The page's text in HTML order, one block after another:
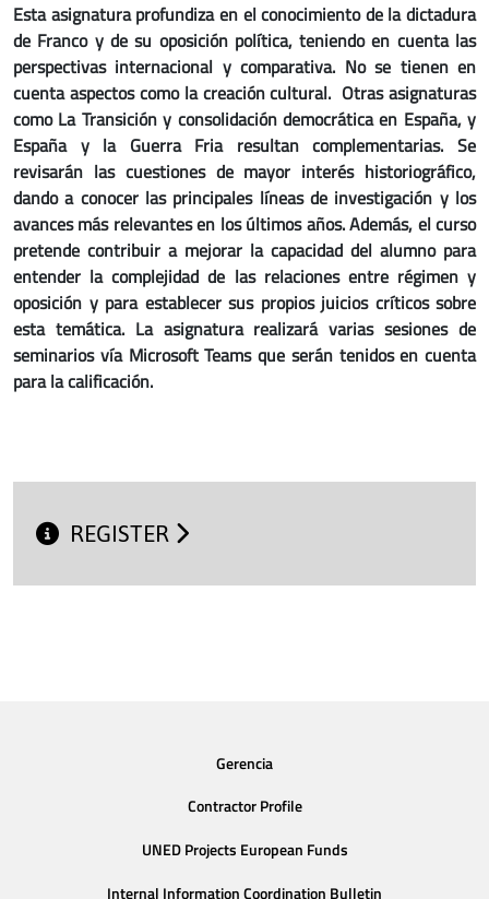
Esta asignatura profundiza en el conocimiento de la dictadura
de Franco y de su oposición política, teniendo en cuenta las
perspectivas internacional y comparativa. No se tienen en
cuenta aspectos como la creación cultural. Otras asignaturas
como La Transición y consolidación democrática en España, y
España y la Guerra Fria resultan complementarias. Se
revisarán las cuestiones de mayor interés historiográfico,
dando a conocer las principales líneas de investigación y los
avances más relevantes en los últimos años. Además, el curso
pretende contribuir a mejorar la capacidad del alumno para
entender la complejidad de las relaciones entre régimen y
oposición y para establecer sus propios juicios críticos sobre
esta temática. La asignatura realizará varias sesiones de
seminarios vía Microsoft Teams que serán tenidos en cuenta
para la calificación.
REGISTER
Gerencia
Contractor Profile
UNED Projects European Funds
Internal Information Coordination Bulletin